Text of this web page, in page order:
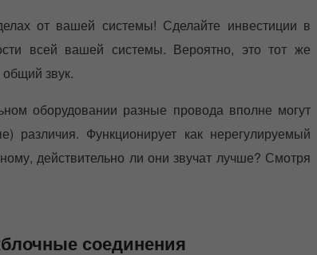
от вашей системы! Сделайте инвестиции в
всей вашей системы. Вероятно, это тот же
звук.
оборудовании разные провода вполне могут
различия. Функционирует как нерегулируемый
действительно ли они звучат лучше? Смотря
соединения